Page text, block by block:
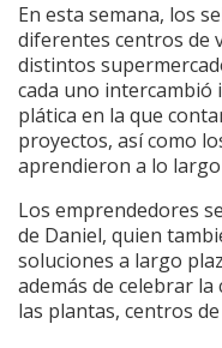
En esta semana, los
diferentes centros de
distintos
cada uno intercambió
plática en la que
proyectos, así como
aprendieron a lo largo
Los emprendedores
de Daniel, quien
soluciones a largo
además de celebrar
las plantas, centros